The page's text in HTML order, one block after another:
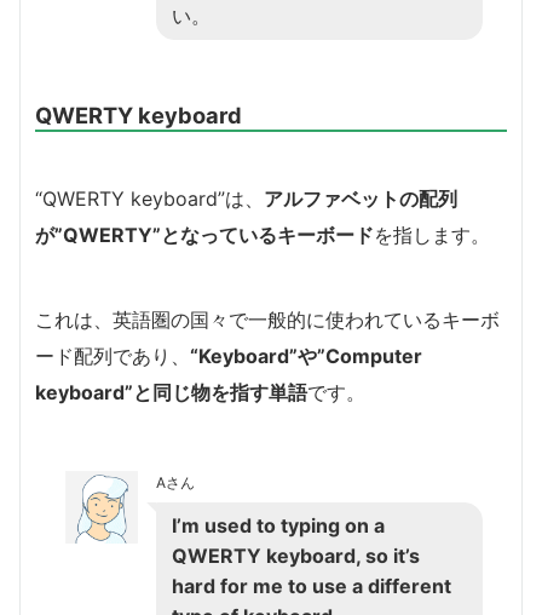
い。
QWERTY keyboard
“QWERTY keyboard”は、 アルファベットの配列
が”QWERTY”となっているキーボードを指します。
これは、英語圏の国々で一般的に使われているキーボ
ード配列であり、 “Keyboard”や”Computer
keyboard”と同じ物を指す単語です。
Aさん
I’m used to typing on a
QWERTY keyboard, so it’s
hard for me to use a different